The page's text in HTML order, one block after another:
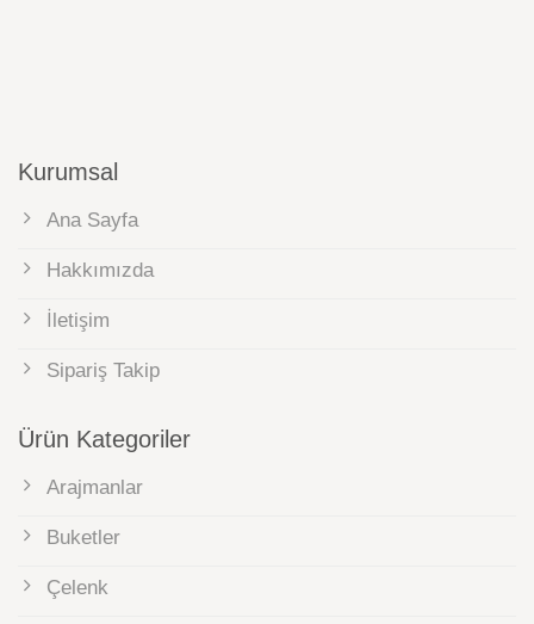
Kurumsal
Ana Sayfa
Hakkımızda
İletişim
Sipariş Takip
Ürün Kategoriler
Arajmanlar
Buketler
Çelenk